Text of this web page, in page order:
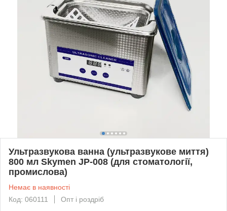
Ультразвукова ванна (ультразвукове миття)
800 мл Skymen JP-008 (для стоматології,
промислова)
Немає в наявності
Код: 060111
Опт і роздріб